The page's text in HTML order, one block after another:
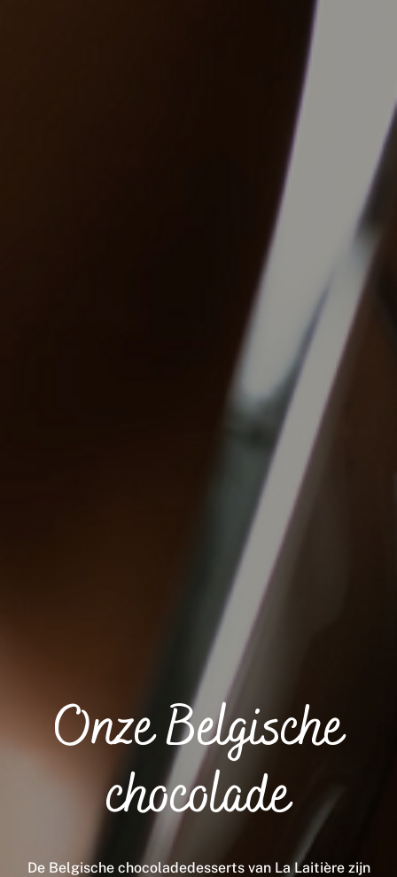
Onze Belgische
chocolade
De Belgische chocoladedesserts van La Laitière zijn